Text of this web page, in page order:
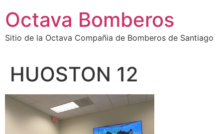
Octava Bomberos
Sitio de la Octava Compañia de Bomberos de Santiago
HUOSTON 12